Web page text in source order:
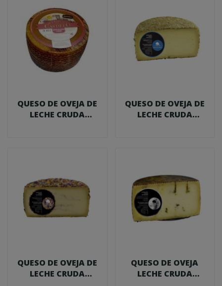
QUESO DE OVEJA DE
LECHE CRUDA
QUESO DE OVEJA DE
LECHE CRUDA
QUESO DE OVEJA DE
LECHE CRUDA
QUESO DE OVEJA
LECHE CRUDA